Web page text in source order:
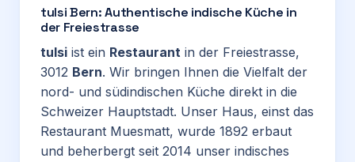
tulsi Bern: Authentische indische Küche in
der Freiestrasse
tulsi ist ein Restaurant in der Freiestrasse,
3012 Bern. Wir bringen Ihnen die Vielfalt der
nord- und südindischen Küche direkt in die
Schweizer Hauptstadt. Unser Haus, einst das
Restaurant Muesmatt, wurde 1892 erbaut
und beherbergt seit 2014 unser indisches